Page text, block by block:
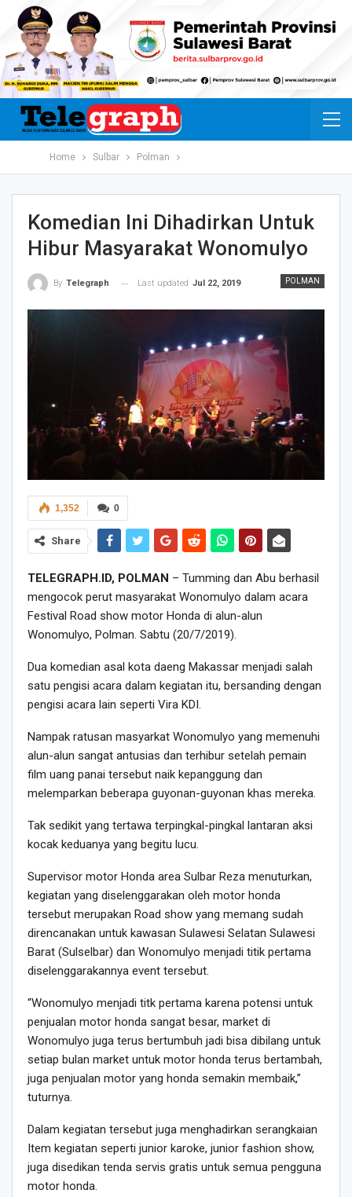
Home Sulbar Polman
Komedian Ini Dihadirkan Untuk
Hibur Masyarakat Wonomulyo
POLMAN
By Telegraph Last updated Jul 22, 2019
0
1,352
Share
TELEGRAPH.ID, POLMAN – Tumming dan Abu berhasil
mengocok perut masyarakat Wonomulyo dalam acara
Festival Road show motor Honda di alun-alun
Wonomulyo, Polman. Sabtu (20/7/2019).
Dua komedian asal kota daeng Makassar menjadi salah
satu pengisi acara dalam kegiatan itu, bersanding dengan
pengisi acara lain seperti Vira KDI.
Nampak ratusan masyarkat Wonomulyo yang memenuhi
alun-alun sangat antusias dan terhibur setelah pemain
film uang panai tersebut naik kepanggung dan
melemparkan beberapa guyonan-guyonan khas mereka.
Tak sedikit yang tertawa terpingkal-pingkal lantaran aksi
kocak keduanya yang begitu lucu.
Supervisor motor Honda area Sulbar Reza menuturkan,
kegiatan yang diselenggarakan oleh motor honda
tersebut merupakan Road show yang memang sudah
direncanakan untuk kawasan Sulawesi Selatan Sulawesi
Barat (Sulselbar) dan Wonomulyo menjadi titik pertama
diselenggarakannya event tersebut.
“Wonomulyo menjadi titk pertama karena potensi untuk
penjualan motor honda sangat besar, market di
Wonomulyo juga terus bertumbuh jadi bisa dibilang untuk
setiap bulan market untuk motor honda terus bertambah,
juga penjualan motor yang honda semakin membaik,”
tuturnya.
Dalam kegiatan tersebut juga menghadirkan serangkaian
Item kegiatan seperti junior karoke, junior fashion show,
juga disedikan tenda servis gratis untuk semua pengguna
motor honda.